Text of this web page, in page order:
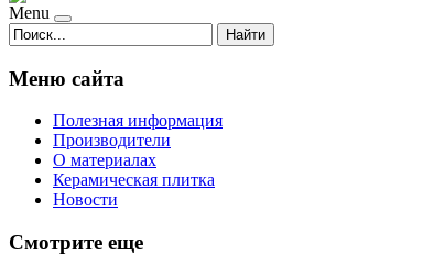
Menu
Найти
Меню сайта
Полезная информация
Производители
О материалах
Керамическая плитка
Новости
Смотрите еще